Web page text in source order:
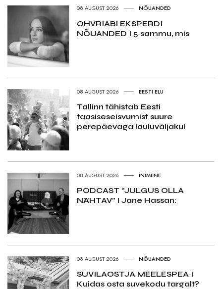
08.AUGUST 2026 NÕUANDED
OHVRIABI EKSPERDI
NÕUANDED I 5 sammu, mis
08.AUGUST 2026 EESTI ELU
Tallinn tähistab Eesti
taasiseseisvumist suure
perepäevaga lauluväljakul
08.AUGUST 2026 INIMENE
PODCAST “JULGUS OLLA
NÄHTAV” I Jane Hassan:
08.AUGUST 2026 NÕUANDED
SUVILAOSTJA MEELESPEA I
Kuidas osta suvekodu targalt?